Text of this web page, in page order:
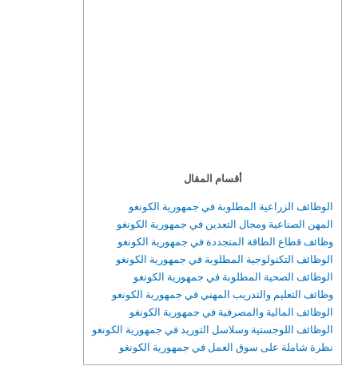
أقسام المقال
الوظائف الزراعية المطلوبة في جمهورية الكونغو
المهن الصناعية ومجال التعدين في جمهورية الكونغو
وظائف قطاع الطاقة المتجددة في جمهورية الكونغو
الوظائف التكنولوجية المطلوبة في جمهورية الكونغو
الوظائف الصحية المطلوبة في جمهورية الكونغو
وظائف التعليم والتدريب المهني في جمهورية الكونغو
الوظائف المالية والمصرفية في جمهورية الكونغو
الوظائف اللوجستية وسلاسل التوريد في جمهورية الكونغو
نظرة شاملة على سوق العمل في جمهورية الكونغو